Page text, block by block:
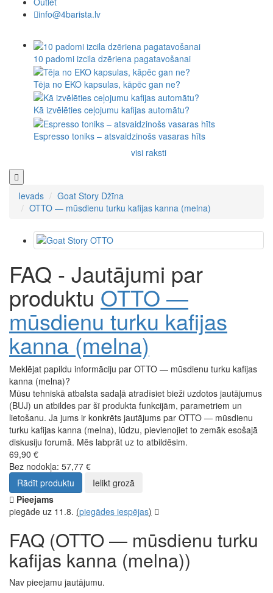
info@4barista.lv
10 padomi izcila dzēriena pagatavošanai
Tēja no EKO kapsulas, kāpēc gan ne?
Kā izvēlēties ceļojumu kafijas automātu?
Espresso toniks – atsvaidzinošs vasaras hīts
visi raksti
Ievads
Goat Story Džīna
OTTO — mūsdienu turku kafijas kanna (melna)
FAQ - Jautājumi par
produktu OTTO —
mūsdienu turku kafijas
kanna (melna)
Meklējat papildu informāciju par OTTO — mūsdienu turku kafijas
kanna (melna)?
Mūsu tehniskā atbalsta sadaļā atradīsiet bieži uzdotos jautājumus
(BUJ) un atbildes par šī produkta funkcijām, parametriem un
lietošanu. Ja jums ir konkrēts jautājums par OTTO — mūsdienu
turku kafijas kanna (melna), lūdzu, pievienojiet to zemāk esošajā
diskusiju forumā. Mēs labprāt uz to atbildēsim.
69,90 €
Bez nodokļa: 57,77 €
Rādīt produktu
Ielikt grozā
Pieejams
piegāde uz 11.8. (piegādes iespējas)
FAQ (OTTO — mūsdienu turku
kafijas kanna (melna))
Nav pieejamu jautājumu.